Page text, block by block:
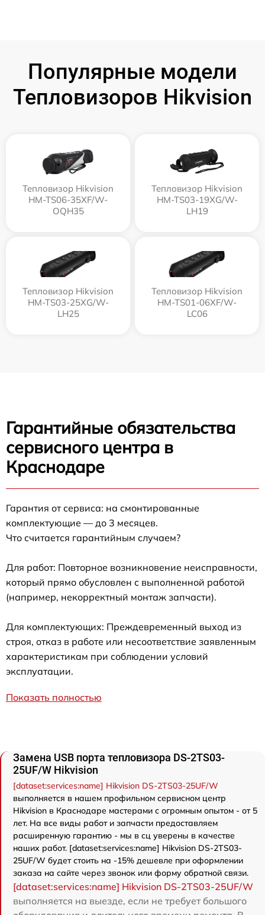
Популярные модели
Тепловизоров Hikvision
Тепловизор Hikvision
HM-TS06-35XF/W-
OQH35
Тепловизор Hikvision
HM-TS03-19XG/W-
LH19
Тепловизор Hikvision
HM-TS03-25XG/W-
LH25
Тепловизор Hikvision
HM-TS01-06XF/W-
LC06
Гарантийные обязательства
сервисного центра в
Краснодаре
Гарантия от сервиса: на смонтированные
комплектующие — до 3 месяцев.
Что считается гарантийным случаем?
Для работ: Повторное возникновение неисправности,
который прямо обусловлен с выполненной работой
(например, некорректный монтаж запчасти).
Для комплектующих: Преждевременный выход из
строя, отказ в работе или несоответствие заявленным
характеристикам при соблюдении условий
эксплуатации.
Показать полностью
Замена USB порта тепловизора DS-2TS03-
25UF/W Hikvision
[dataset:services:name] Hikvision DS-2TS03-25UF/W
выполняется в нашем профильном сервисном центр
Hikvision в Краснодаре мастерами с огромным опытом - от 5
лет. На все виды работ и запчасти предоставляем
расширенную гарантию - мы в сц уверены в качестве
наших работ. [dataset:services:name] Hikvision DS-2TS03-
25UF/W будет стоить на -15% дешевле при оформлении
заказа на сайте через звонок или форму обратной связи.
[dataset:services:name] Hikvision DS-2TS03-25UF/W
выполняется на выезде, если не требует большого